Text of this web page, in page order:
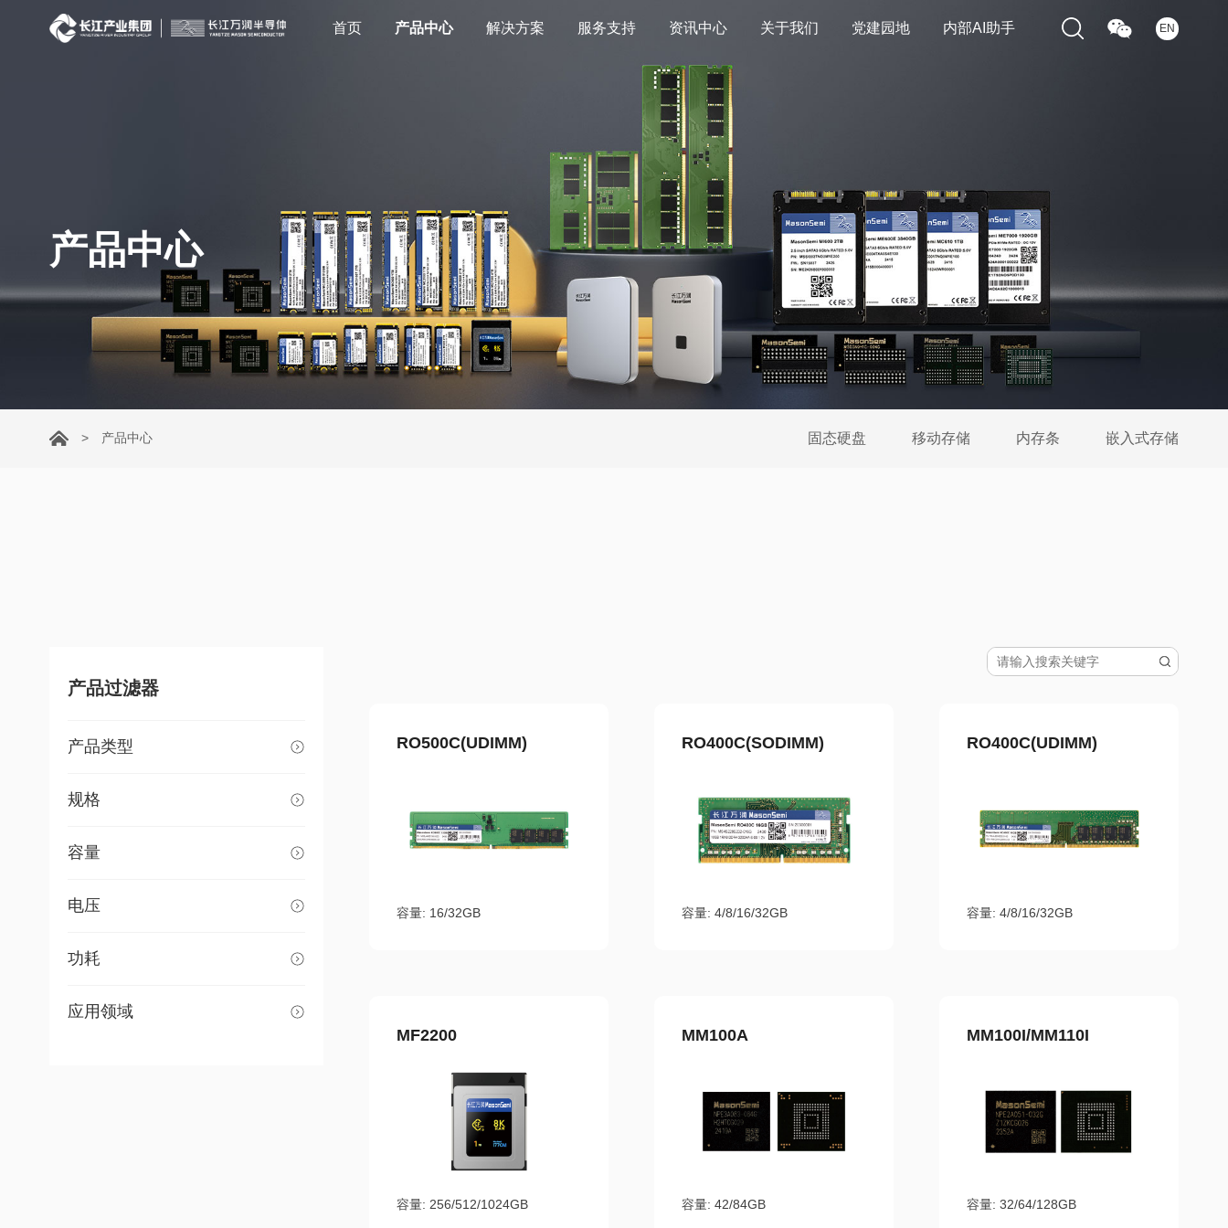
首页 产品中心 解决方案 服务支持 资讯中心 关于我们 党建园地 内部AI助手 EN
产品中心
> 产品中心 固态硬盘 移动存储 内存条 嵌入式存储
产品过滤器
产品类型
规格
容量
电压
功耗
应用领域
RO500C(UDIMM)
容量: 16/32GB
RO400C(SODIMM)
容量: 4/8/16/32GB
RO400C(UDIMM)
容量: 4/8/16/32GB
MF2200
容量: 256/512/1024GB
MM100A
容量: 42/84GB
MM100I/MM110I
容量: 32/64/128GB